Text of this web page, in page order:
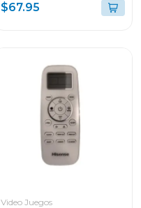
$67.95
Video Juegos